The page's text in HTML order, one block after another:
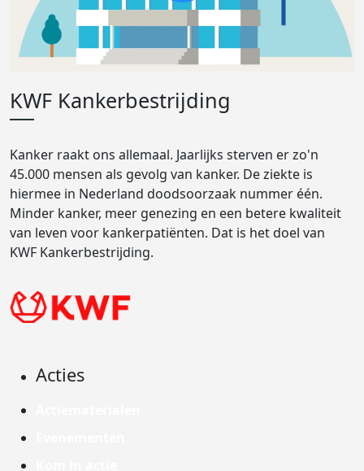
KWF Kankerbestrijding
Kanker raakt ons allemaal. Jaarlijks sterven er zo'n
45.000 mensen als gevolg van kanker. De ziekte is
hiermee in Nederland doodsoorzaak nummer één.
Minder kanker, meer genezing en een betere kwaliteit
van leven voor kankerpatiënten. Dat is het doel van
KWF Kankerbestrijding.
Acties